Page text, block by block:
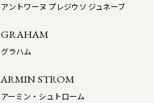
アントワーヌ プレジウソ ジュネーブ
GRAHAM
グラハム
ARMIN STROM
アーミン・シュトローム